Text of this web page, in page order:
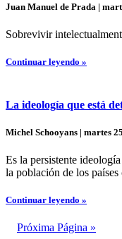
Juan Manuel de Prada |
Sobrevivir
Continuar leyendo »
La ideología que está
Michel Schooyans | martes
Es la persistente
la población de los países
Continuar leyendo »
Próxima Página »